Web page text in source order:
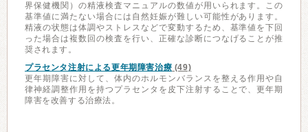
界保健機関）の精液検査マニュアルの数値が用いられます。この
基準値に満たない場合には自然妊娠が難しい可能性があります。
精液の状態は体調やストレスなどで変動するため、基準値を下回
った場合は複数回の検査を行い、正確な診断につなげることが推
奨されます。
プラセンタ注射による更年期障害治療 (49)
更年期障害に対して、体内のホルモンバランスを整える作用や自
律神経調整作用を持つプラセンタを皮下注射することで、更年期
障害を改善する治療法。